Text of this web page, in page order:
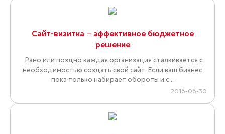
Сайт-визитка − эффективное бюджетное
решение
Рано или поздно каждая организация сталкивается с
необходимостью создать свой сайт. Если ваш бизнес
пока только набирает обороты и с...
2016-06-30